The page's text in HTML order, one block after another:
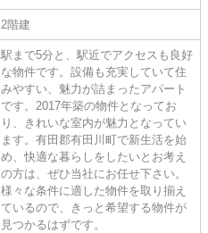
2階建
駅まで5分と、駅近でアクセスも良好
な物件です。設備も充実していて住
みやすい、魅力が詰まったアパート
です。2017年築の物件となってお
り、きれいな室内が魅力となってい
ます。有田郡有田川町で新生活を始
め、快適な暮らしをしたいとお考え
の方は、ぜひ当社にお任せ下さい。
様々な条件に適した物件を取り揃え
ているので、きっと希望する物件が
見つかるはずです。